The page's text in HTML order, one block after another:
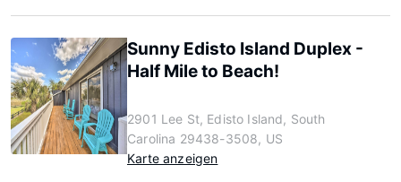
Sunny Edisto Island Duplex -
Half Mile to Beach!
2901 Lee St, Edisto Island, South
Carolina 29438-3508, US
Karte anzeigen